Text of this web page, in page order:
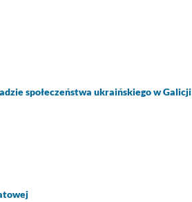
społeczeństwa ukraińskiego w Galicji